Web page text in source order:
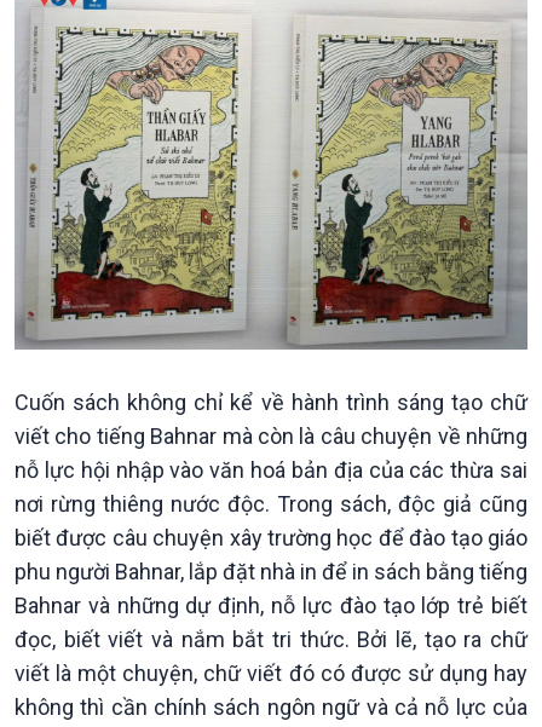
Văn hoá & Du lịch
Tin Văn hoá & Du lịch
Chát với người nổi tiếng
Câu chuyện Thể thao
Multimedia
Ảnh
Video
Infographic
E-Magazine
Cuốn sách không chỉ kể về hành trình sáng tạo chữ
viết cho tiếng Bahnar mà còn là câu chuyện về những
nỗ lực hội nhập vào văn hoá bản địa của các thừa sai
nơi rừng thiêng nước độc. Trong sách, độc giả cũng
biết được câu chuyện xây trường học để đào tạo giáo
phu người Bahnar, lắp đặt nhà in để in sách bằng tiếng
Bahnar và những dự định, nỗ lực đào tạo lớp trẻ biết
đọc, biết viết và nắm bắt tri thức. Bởi lẽ, tạo ra chữ
viết là một chuyện, chữ viết đó có được sử dụng hay
không thì cần chính sách ngôn ngữ và cả nỗ lực của